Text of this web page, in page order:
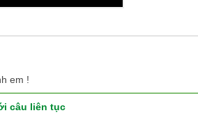
em !
câu liên tục